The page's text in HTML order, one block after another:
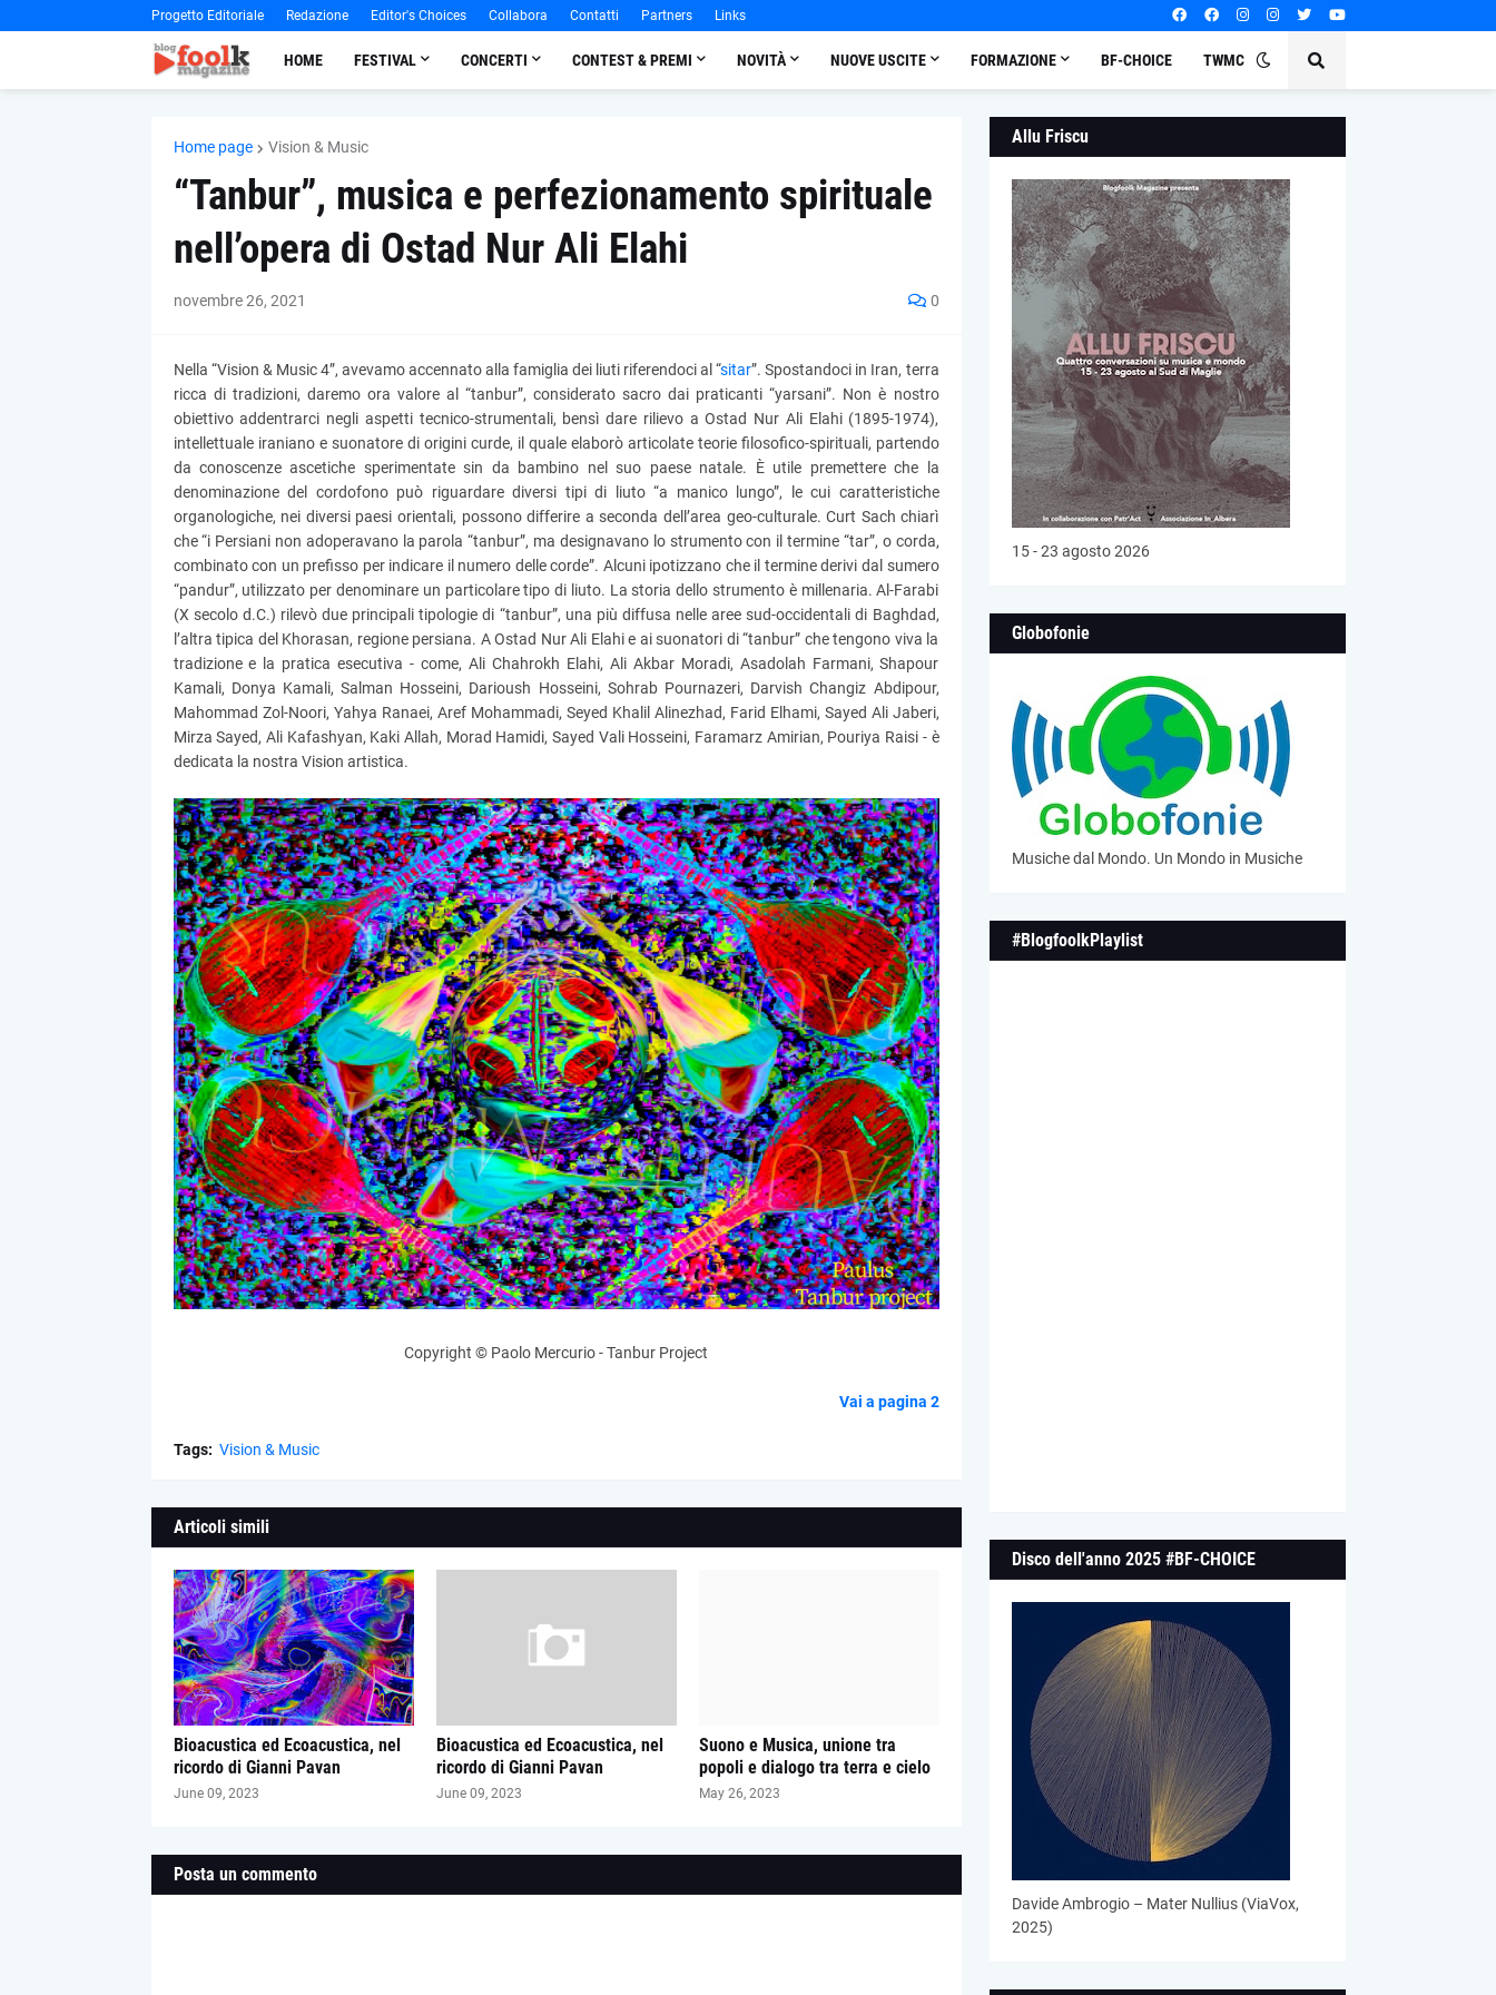
Progetto Editoriale Redazione Editor's Choices Collabora Contatti Partners Links
HOME FESTIVAL CONCERTI CONTEST & PREMI NOVITÀ NUOVE USCITE FORMAZIONE BF-CHOICE TWMC
Home page Vision & Music
“Tanbur”, musica e perfezionamento spirituale
nell’opera di Ostad Nur Ali Elahi
novembre 26, 2021 0
Nella “Vision & Music 4”, avevamo accennato alla famiglia dei liuti riferendoci al “sitar”. Spostandoci in Iran, terra
ricca di tradizioni, daremo ora valore al “tanbur”, considerato sacro dai praticanti “yarsani”. Non è nostro
obiettivo addentrarci negli aspetti tecnico-strumentali, bensì dare rilievo a Ostad Nur Ali Elahi (1895-1974),
intellettuale iraniano e suonatore di origini curde, il quale elaborò articolate teorie filosofico-spirituali, partendo
da conoscenze ascetiche sperimentate sin da bambino nel suo paese natale. È utile premettere che la
denominazione del cordofono può riguardare diversi tipi di liuto “a manico lungo”, le cui caratteristiche
organologiche, nei diversi paesi orientali, possono differire a seconda dell’area geo-culturale. Curt Sach chiarì
che “i Persiani non adoperavano la parola “tanbur”, ma designavano lo strumento con il termine “tar”, o corda,
combinato con un prefisso per indicare il numero delle corde”. Alcuni ipotizzano che il termine derivi dal sumero
“pandur”, utilizzato per denominare un particolare tipo di liuto. La storia dello strumento è millenaria. Al-Farabi
(X secolo d.C.) rilevò due principali tipologie di “tanbur”, una più diffusa nelle aree sud-occidentali di Baghdad,
l’altra tipica del Khorasan, regione persiana. A Ostad Nur Ali Elahi e ai suonatori di “tanbur” che tengono viva la
tradizione e la pratica esecutiva - come, Ali Chahrokh Elahi, Ali Akbar Moradi, Asadolah Farmani, Shapour
Kamali, Donya Kamali, Salman Hosseini, Darioush Hosseini, Sohrab Pournazeri, Darvish Changiz Abdipour,
Mahommad Zol-Noori, Yahya Ranaei, Aref Mohammadi, Seyed Khalil Alinezhad, Farid Elhami, Sayed Ali Jaberi,
Mirza Sayed, Ali Kafashyan, Kaki Allah, Morad Hamidi, Sayed Vali Hosseini, Faramarz Amirian, Pouriya Raisi - è
dedicata la nostra Vision artistica.
Copyright © Paolo Mercurio - Tanbur Project
Vai a pagina 2
Tags: Vision & Music
Articoli simili
Bioacustica ed Ecoacustica, nel
ricordo di Gianni Pavan
June 09, 2023
Bioacustica ed Ecoacustica, nel
ricordo di Gianni Pavan
June 09, 2023
Suono e Musica, unione tra
popoli e dialogo tra terra e cielo
May 26, 2023
Posta un commento
Allu Friscu
15 - 23 agosto 2026
Globofonie
Musiche dal Mondo. Un Mondo in Musiche
#BlogfoolkPlaylist
Disco dell'anno 2025 #BF-CHOICE
Davide Ambrogio – Mater Nullius (ViaVox,
2025)